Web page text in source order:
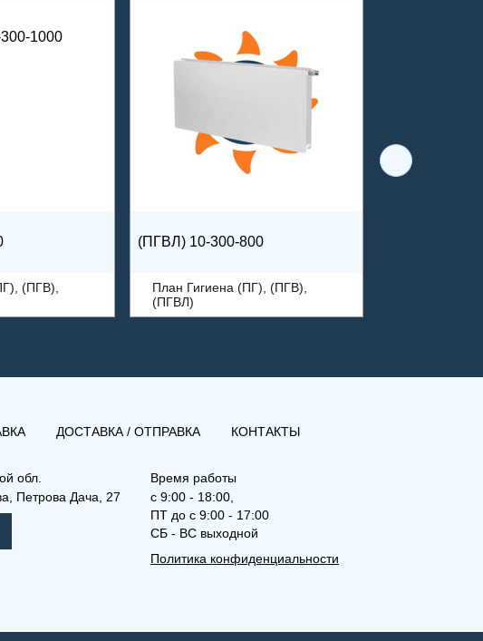
(ПГВ),
(ПГВЛ) 10-300-800
План Гигиена (ПГ), (ПГВ),
(ПГВЛ)
ДОСТАВКА / ОТПРАВКА КОНТАКТЫ
обл.
Петрова Дача, 27
Время работы
с 9:00 - 18:00,
ПТ до с 9:00 - 17:00
СБ - ВС выходной
Политика конфиденциальности